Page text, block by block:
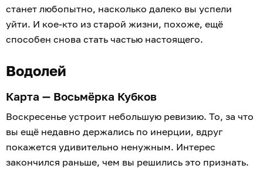
станет любопытно, насколько далеко вы успели
уйти. И кое-кто из старой жизни, похоже, ещё
способен снова стать частью настоящего.
Водолей
Карта — Восьмёрка Кубков
Воскресенье устроит небольшую ревизию. То, за что
вы ещё недавно держались по инерции, вдруг
покажется удивительно ненужным. Интерес
закончился раньше, чем вы решились это признать.